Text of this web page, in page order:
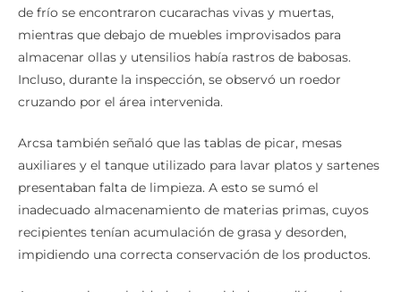
de frío se encontraron cucarachas vivas y muertas,
mientras que debajo de muebles improvisados para
almacenar ollas y utensilios había rastros de babosas.
Incluso, durante la inspección, se observó un roedor
cruzando por el área intervenida.
Arcsa también señaló que las tablas de picar, mesas
auxiliares y el tanque utilizado para lavar platos y sartenes
presentaban falta de limpieza. A esto se sumó el
inadecuado almacenamiento de materias primas, cuyos
recipientes tenían acumulación de grasa y desorden,
impidiendo una correcta conservación de los productos.